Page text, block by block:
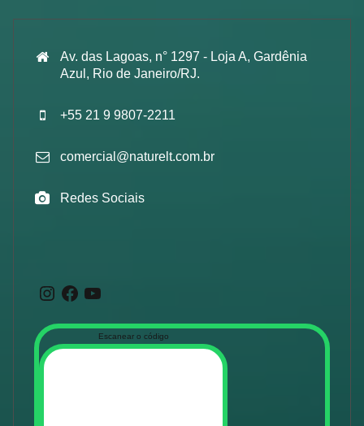
Av. das Lagoas, n° 1297 - Loja A, Gardênia
Azul, Rio de Janeiro/RJ.
+55 21 9 9807-2211
comercial@naturelt.com.br
Redes Sociais
Instagram
Facebook
Escanear o código